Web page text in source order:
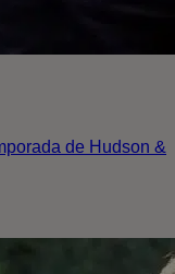
de Hudson &